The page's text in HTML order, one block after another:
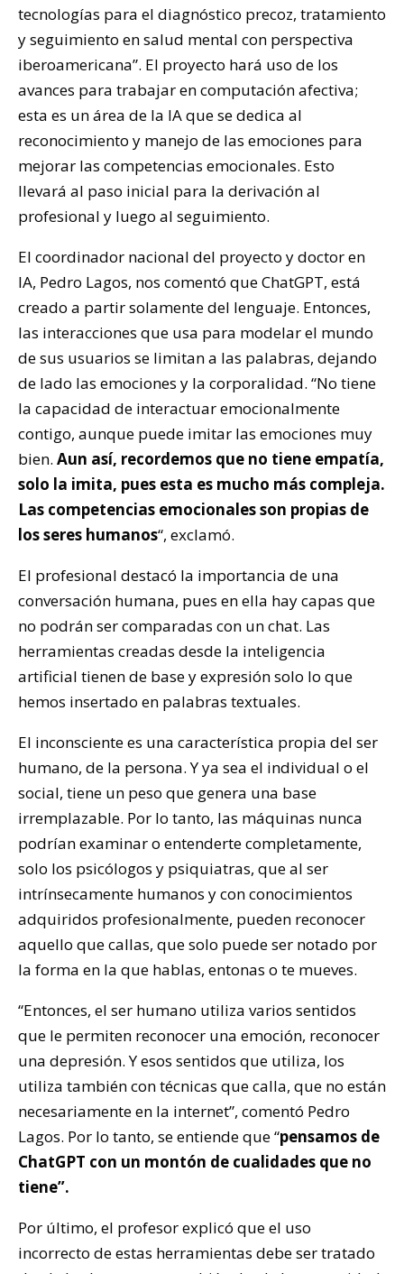
tecnologías para el diagnóstico precoz, tratamiento
y seguimiento en salud mental con perspectiva
iberoamericana”. El proyecto hará uso de los
avances para trabajar en computación afectiva;
esta es un área de la IA que se dedica al
reconocimiento y manejo de las emociones para
mejorar las competencias emocionales. Esto
llevará al paso inicial para la derivación al
profesional y luego al seguimiento.
El coordinador nacional del proyecto y doctor en
IA, Pedro Lagos, nos comentó que ChatGPT, está
creado a partir solamente del lenguaje. Entonces,
las interacciones que usa para modelar el mundo
de sus usuarios se limitan a las palabras, dejando
de lado las emociones y la corporalidad. “No tiene
la capacidad de interactuar emocionalmente
contigo, aunque puede imitar las emociones muy
bien. Aun así, recordemos que no tiene empatía,
solo la imita, pues esta es mucho más compleja.
Las competencias emocionales son propias de
los seres humanos“, exclamó.
El profesional destacó la importancia de una
conversación humana, pues en ella hay capas que
no podrán ser comparadas con un chat. Las
herramientas creadas desde la inteligencia
artificial tienen de base y expresión solo lo que
hemos insertado en palabras textuales.
El inconsciente es una característica propia del ser
humano, de la persona. Y ya sea el individual o el
social, tiene un peso que genera una base
irremplazable. Por lo tanto, las máquinas nunca
podrían examinar o entenderte completamente,
solo los psicólogos y psiquiatras, que al ser
intrínsecamente humanos y con conocimientos
adquiridos profesionalmente, pueden reconocer
aquello que callas, que solo puede ser notado por
la forma en la que hablas, entonas o te mueves.
“Entonces, el ser humano utiliza varios sentidos
que le permiten reconocer una emoción, reconocer
una depresión. Y esos sentidos que utiliza, los
utiliza también con técnicas que calla, que no están
necesariamente en la internet”, comentó Pedro
Lagos. Por lo tanto, se entiende que “pensamos de
ChatGPT con un montón de cualidades que no
tiene”.
Por último, el profesor explicó que el uso
incorrecto de estas herramientas debe ser tratado